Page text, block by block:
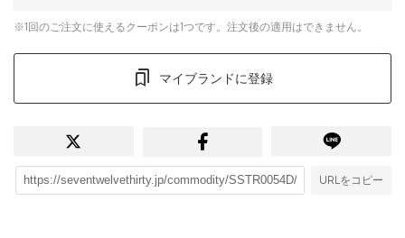
※1回のご注文に使えるクーポンは1つです。注文後の適用はできません。
マイブランドに登録
URLをコピー